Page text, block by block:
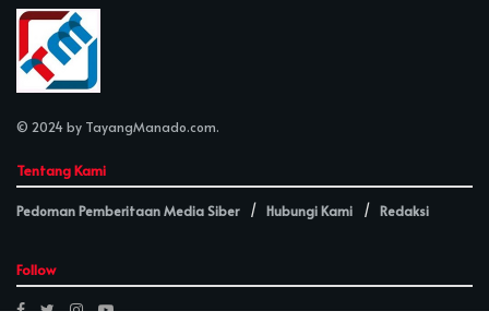
© 2024 by TayangManado.com.
Tentang Kami
Pedoman Pemberitaan Media Siber Hubungi Kami Redaksi
Follow